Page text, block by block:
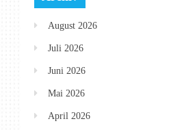
August 2026
Juli 2026
Juni 2026
Mai 2026
April 2026